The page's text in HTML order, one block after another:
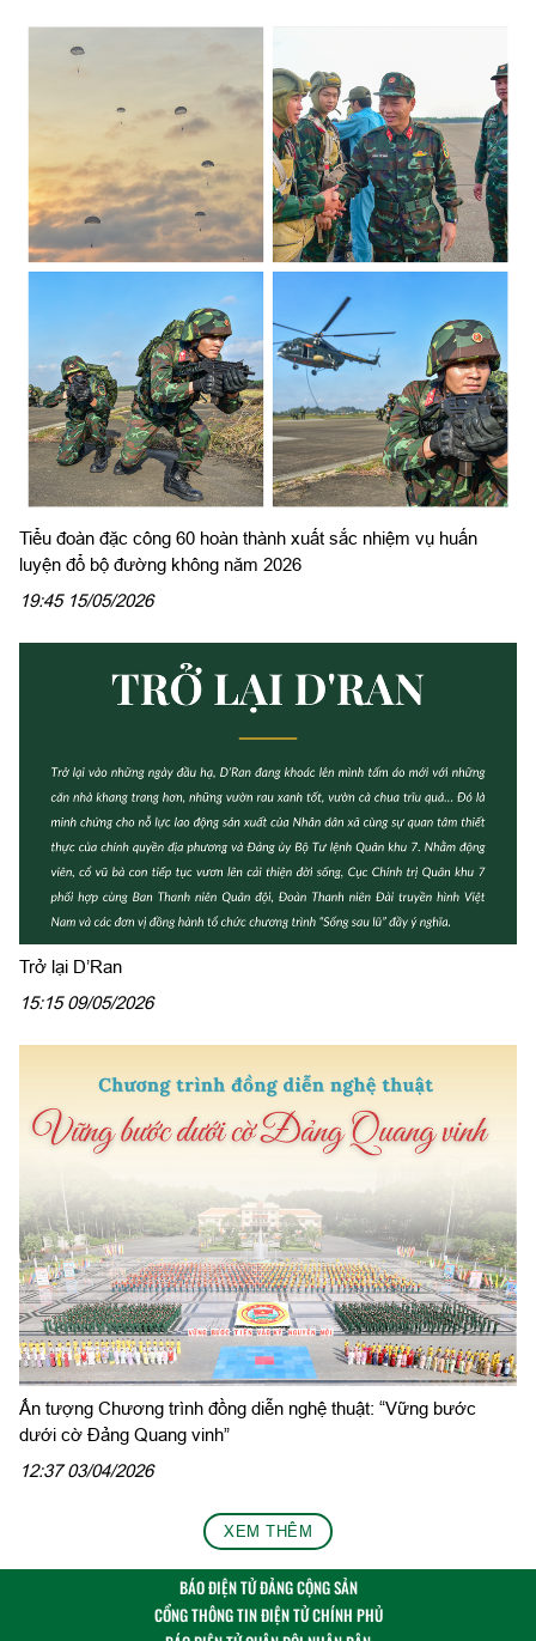
Tiểu đoàn đặc công 60 hoàn thành xuất sắc nhiệm vụ huấn
luyện đổ bộ đường không năm 2026
19:45 15/05/2026
Trở lại D’Ran
15:15 09/05/2026
Ấn tượng Chương trình đồng diễn nghệ thuật: “Vững bước
dưới cờ Đảng Quang vinh”
12:37 03/04/2026
XEM THÊM
BÁO ĐIỆN TỬ ĐẢNG CỘNG SẢN
CỔNG THÔNG TIN ĐIỆN TỬ CHÍNH PHỦ